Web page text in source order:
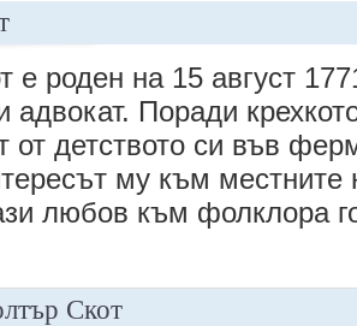
e роден на 15 август
адвокат. Поради
от детството си във
му към местните
любов към фолклора
Скот